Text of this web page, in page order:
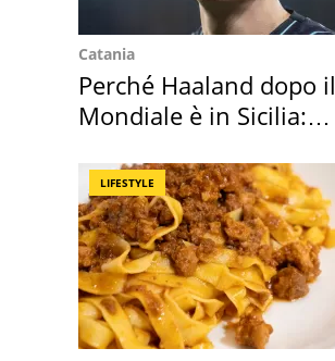
Catania
Perché Haaland dopo il
Mondiale è in Sicilia:
LIFESTYLE